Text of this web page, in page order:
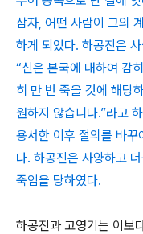
삼자, 어떤 사람이 그의
하게 되었다. 하공진은
“신은 본국에 대하여 감
히 만 번 죽을 것에 해당
원하지 않습니다.”라고
용서한 이후 절의를 바
다. 하공진은 사양하고
죽임을 당하였다.
하공진과 고영기는 이보